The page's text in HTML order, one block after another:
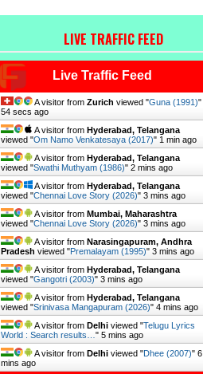
LIVE TRAFFIC FEED
Live Traffic Feed
A visitor from Zurich viewed "Guna (1991)"
55 secs ago
A visitor from Hyderabad, Telangana
viewed "Om Namo Venkatesaya (2017)" 1 min ago
A visitor from Hyderabad, Telangana
viewed "Swathi Muthyam (1986)" 2 mins ago
A visitor from Hyderabad, Telangana
viewed "Chennai Love Story (2026)" 3 mins ago
A visitor from Mumbai, Maharashtra
viewed "Chennai Love Story (2026)" 3 mins ago
A visitor from Narasingapuram, Andhra
Pradesh viewed "Premalayam (1995)" 3 mins ago
A visitor from Hyderabad, Telangana
viewed "Gangotri (2003)" 3 mins ago
A visitor from Hyderabad, Telangana
viewed "Srinivasa Mangapuram (2026)" 4 mins ago
A visitor from Delhiviewed "Telugu Lyrics
World : Search results… " 5 mins ago
A visitor from Delhiviewed "Dhee (2007)" 6
mins ago